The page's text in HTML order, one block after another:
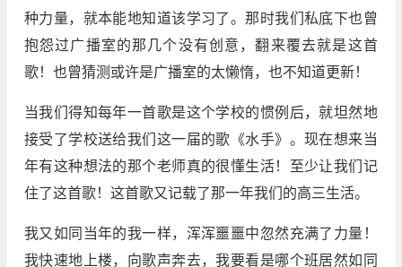
种力量，就本能地知道该学习了。那时我们私底下也曾
抱怨过广播室的那几个没有创意，翻来覆去就是这首
歌！也曾猜测或许是广播室的太懒惰，也不知道更新！
当我们得知每年一首歌是这个学校的惯例后，就坦然地
接受了学校送给我们这一届的歌《水手》。现在想来当
年有这种想法的那个老师真的很懂生活！至少让我们记
住了这首歌！这首歌又记载了那一年我们的高三生活。
我又如同当年的我一样，浑浑噩噩中忽然充满了力量！
我快速地上楼，向歌声奔去，我要看是哪个班居然如同